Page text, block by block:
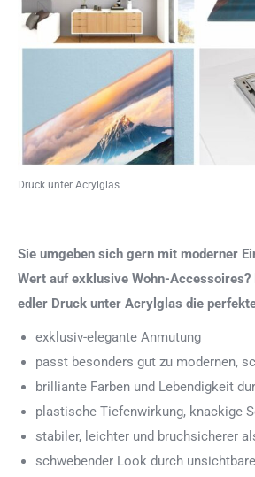
Druck unter Acrylglas
Sie umgeben sich gern mit moderner
Wert auf exklusive Wohn-Accessoires?
edler Druck unter Acrylglas die
exklusiv-elegante Anmutung
passt besonders gut zu modernen,
brilliante Farben und Lebendigkeit
plastische Tiefenwirkung, knackige
stabiler, leichter und bruchsicherer
schwebender Look durch